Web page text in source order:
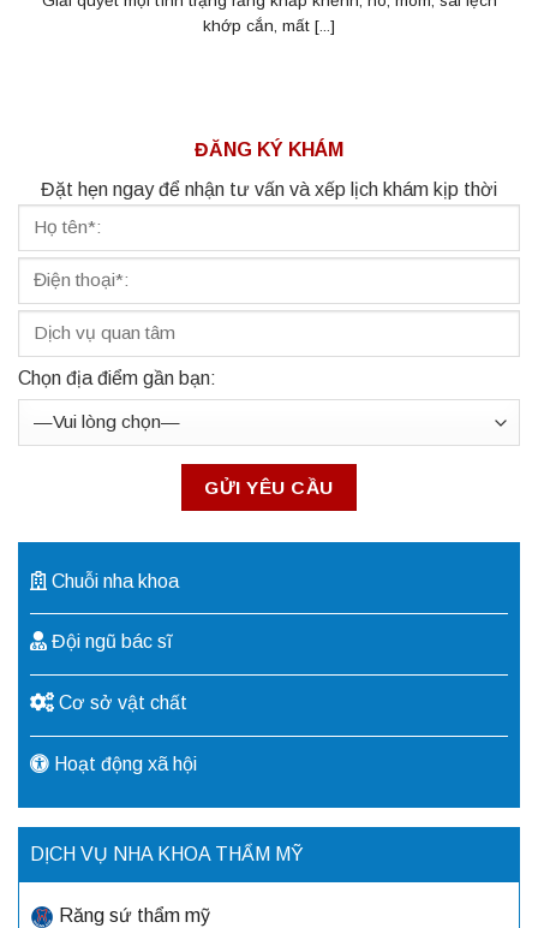
khớp cắn, mất [...]
ĐĂNG KÝ KHÁM
Đặt hẹn ngay để nhận tư vấn và xếp lịch khám kịp thời
Chọn địa điểm gần bạn:
Chuỗi nha khoa
Đội ngũ bác sĩ
Cơ sở vật chất
Hoạt động xã hội
DỊCH VỤ NHA KHOA THẨM MỸ
Răng sứ thẩm mỹ